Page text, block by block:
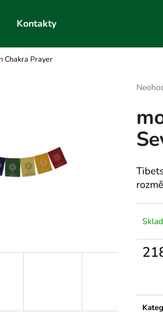
Kontakty
Chakra Prayer
je
0,0
z
najít?